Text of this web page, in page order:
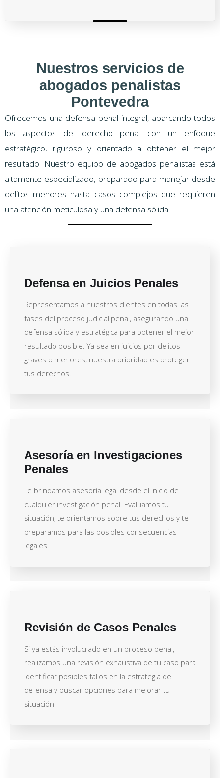
Nuestros servicios de
abogados penalistas
Pontevedra
Ofrecemos una defensa penal integral, abarcando todos
los aspectos del derecho penal con un enfoque
estratégico, riguroso y orientado a obtener el mejor
resultado. Nuestro equipo de abogados penalistas está
altamente especializado, preparado para manejar desde
delitos menores hasta casos complejos que requieren
una atención meticulosa y una defensa sólida.
Defensa en Juicios Penales
Representamos a nuestros clientes en todas las
fases del proceso judicial penal, asegurando una
defensa sólida y estratégica para obtener el mejor
resultado posible. Ya sea en juicios por delitos
graves o menores, nuestra prioridad es proteger
tus derechos.
Asesoría en Investigaciones
Penales
Te brindamos asesoría legal desde el inicio de
cualquier investigación penal. Evaluamos tu
situación, te orientamos sobre tus derechos y te
preparamos para las posibles consecuencias
legales.
Revisión de Casos Penales
Si ya estás involucrado en un proceso penal,
realizamos una revisión exhaustiva de tu caso para
identificar posibles fallos en la estrategia de
defensa y buscar opciones para mejorar tu
situación.